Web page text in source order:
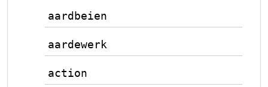
aardbeien
aardewerk
action